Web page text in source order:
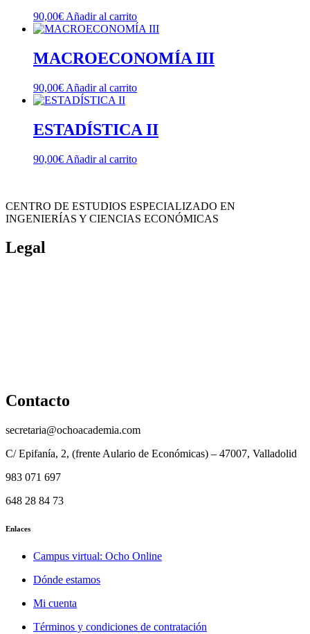
90,00€ Añadir al carrito
MACROECONOMÍA III
90,00€ Añadir al carrito
ESTADÍSTICA II
90,00€ Añadir al carrito
CENTRO DE ESTUDIOS ESPECIALIZADO EN
INGENIERÍAS Y CIENCIAS ECONÓMICAS
Legal
Contacto
secretaria@ochoacademia.com
C/ Epifanía, 2, (frente Aulario de Económicas) – 47007, Valladolid
983 071 697
648 28 84 73
Enlaces
Campus virtual: Ocho Online
Dónde estamos
Mi cuenta
Términos y condiciones de contratación